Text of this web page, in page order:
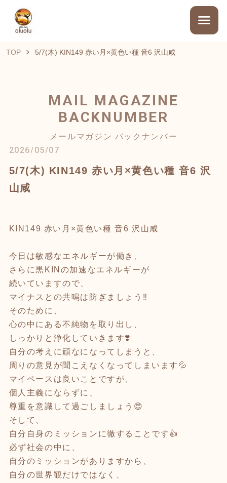
TOP 5/7(木) KIN149 赤い月×黄色い種 音6 沢山咸
MAIL MAGAZINE
BACKNUMBER
メールマガジン バックナンバー
2026/05/07
5/7(木) KIN149 赤い月×黄色い種 音6 沢
山咸
KIN149 赤い月×黄色い種 音6 沢山咸
今日は敏感なエネルギーが働き、
さらに黒KINの加速なエネルギーが
続いていますので、
マイナスとの共鳴は防ぎましょう‼️
そのために、
心の中にある不純物を取り出し、
しっかりと浄化していきます❣️
自分の考えに頑なになってしまうと、
周りの意見が聞こえなくなってしまいます💦
マイペースは良いことですが、
個人主義にならずに、
尊重を意識して過ごしましょう😍
そして、
自分自身のミッションに徹することです👍
必ず社会の中に、
自分のミッションがありますから、
自分の世界観だけではなく、